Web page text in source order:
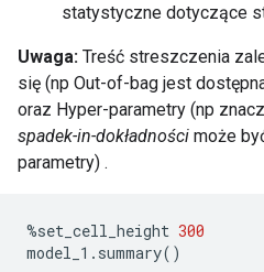
statystyczne dotyczące
Uwaga: Treść streszczenia
się (np Out-of-bag jest
oraz Hyper-parametry (np
spadek-in-dokładności może
parametry) .
%set_cell_height 300
model_1 . summary()